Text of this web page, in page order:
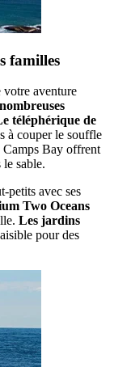
familles
aventure
nombreuses
téléphérique de
à couper le souffle
Camps Bay offrent
le sable.
petits avec ses
Two Oceans
Les jardins
pour des